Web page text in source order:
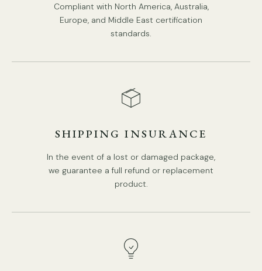
5 koppen Maat: Dia 25cm x H 150cm / ∅ 9,8″ x H 59,1″
Compliant with North America, Australia,
Europe, and Middle East certification
standards.
SHIPPING INSURANCE
In the event of a lost or damaged package,
we guarantee a full refund or replacement
product.